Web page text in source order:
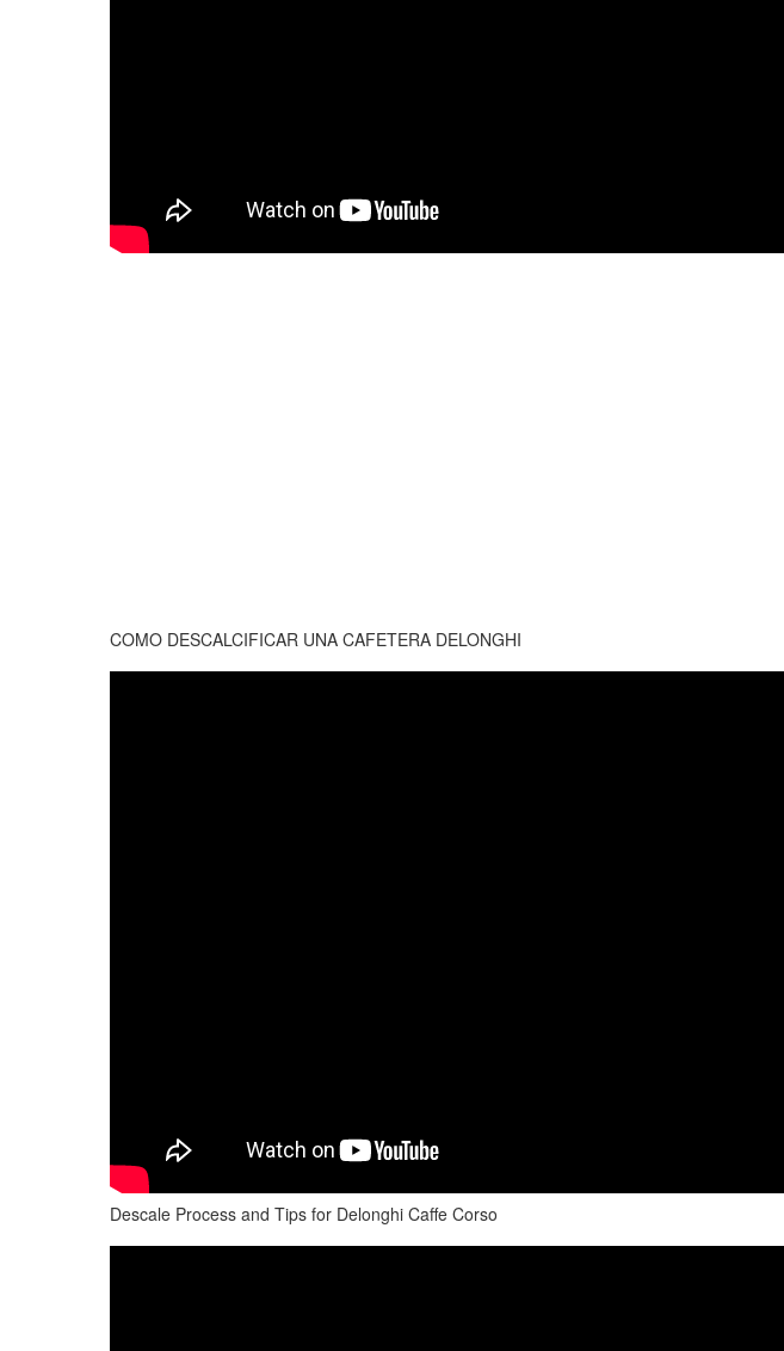
COMO DESCALCIFICAR UNA CAFETERA DELONGHI
Descale Process and Tips for Delonghi Caffe Corso